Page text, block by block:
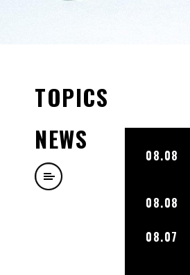
TOPICS
NEWS
08.08
08.08
08.07